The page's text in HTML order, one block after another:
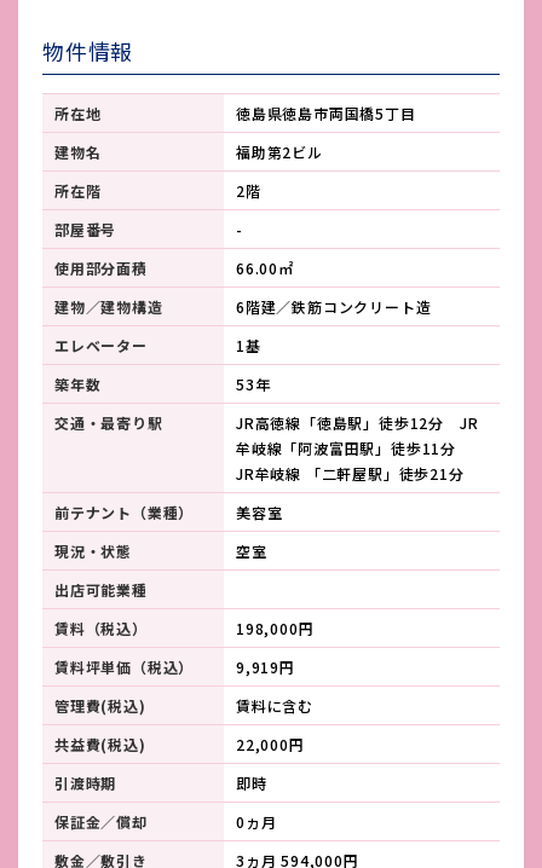
物件情報
所在地
徳島県徳島市両国橋5丁目
建物名
福助第2ビル
所在階
2階
部屋番号
-
使用部分面積
66.00㎡
建物／建物構造
6階建／鉄筋コンクリート造
エレベーター
1基
築年数
53年
交通・最寄り駅
JR高徳線「徳島駅」徒歩12分 JR
牟岐線「阿波富田駅」徒歩11分
JR牟岐線 「二軒屋駅」徒歩21分
前テナント（業種）
美容室
現況・状態
空室
出店可能業種
賃料（税込）
198,000円
賃料坪単価（税込）
9,919円
管理費(税込)
賃料に含む
共益費(税込)
22,000円
引渡時期
即時
保証金／償却
0ヵ月
敷金／敷引き
3ヵ月 594,000円